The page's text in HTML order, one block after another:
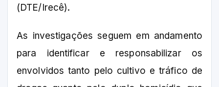
(DTE/Irecê).
As investigações seguem em andamento
para identificar e responsabilizar os
envolvidos tanto pelo cultivo e tráfico de